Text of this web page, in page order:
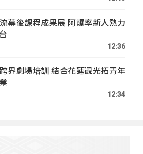
幕後課程成果展 阿爆率新人熱力
12:36
界劇場培訓 結合花蓮觀光拓青年
12:34